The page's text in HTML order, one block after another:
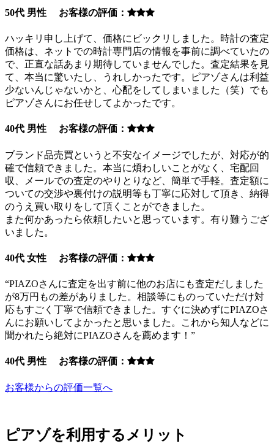
50代 男性 お客様の評価：
ハッキリ申し上げて、価格にビックリしました。時計の査定
価格は、ネットでの時計専門店の情報を事前に調べていたの
で、正直な話あまり期待していませんでした。査定結果を見
て、本当に驚いたし、うれしかったです。ピアゾさんは利益
少ないんじゃないかと、心配をしてしまいました（笑）でも
ピアゾさんにお任せしてよかったです。
40代 男性 お客様の評価：
ブランド品売買というと不安なイメージでしたが、対応が的
確で信頼できました。本当に煩わしいことがなく、宅配回
収、メールでの査定のやりとりなど、簡単で手軽。査定額に
ついての交渉や裏付けの説明等も丁寧に応対して頂き、納得
のうえ買い取りをして頂くことができました。
また何かあったら依頼したいと思っています。有り難うござ
いました。
40代 女性 お客様の評価：
“PIAZOさんに査定を出す前に他のお店にも査定だしました
が8万円もの差がありました。相談等にものっていただけ対
応もすごく丁寧で信頼できました。すぐに決めずにPIAZOさ
んにお願いしてよかったと思いました。これから知人などに
聞かれたら絶対にPIAZOさんを薦めます！”
40代 男性 お客様の評価：
お客様からの評価一覧へ
ピアゾを利用するメリット